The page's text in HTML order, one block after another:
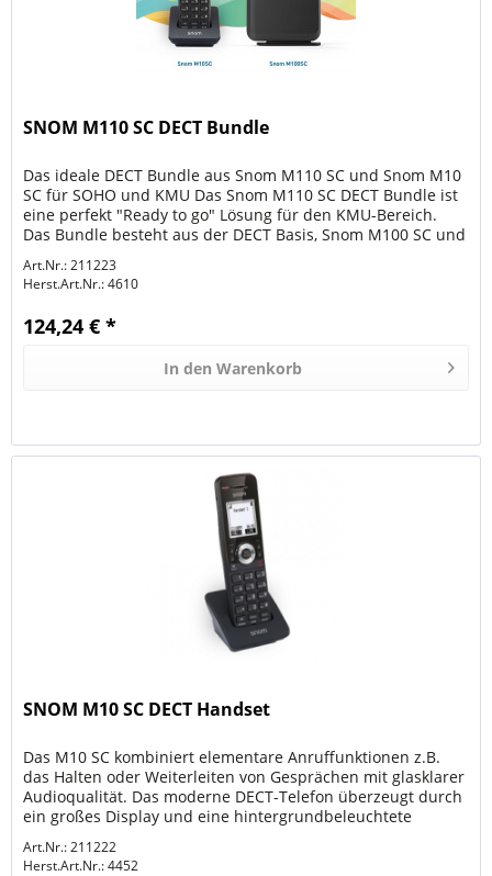
SNOM M110 SC DECT Bundle
Das ideale DECT Bundle aus Snom M110 SC und Snom M10
SC für SOHO und KMU Das Snom M110 SC DECT Bundle ist
eine perfekt "Ready to go" Lösung für den KMU-Bereich.
Das Bundle besteht aus der DECT Basis, Snom M100 SC und
Art.Nr.: 211223
Herst.Art.Nr.:4610
124,24 € *
In den Warenkorb
SNOM M10 SC DECT Handset
Das M10 SC kombiniert elementare Anruffunktionen z.B.
das Halten oder Weiterleiten von Gesprächen mit glasklarer
Audioqualität. Das moderne DECT-Telefon überzeugt durch
ein großes Display und eine hintergrundbeleuchtete
Art.Nr.: 211222
Herst.Art.Nr.:4452